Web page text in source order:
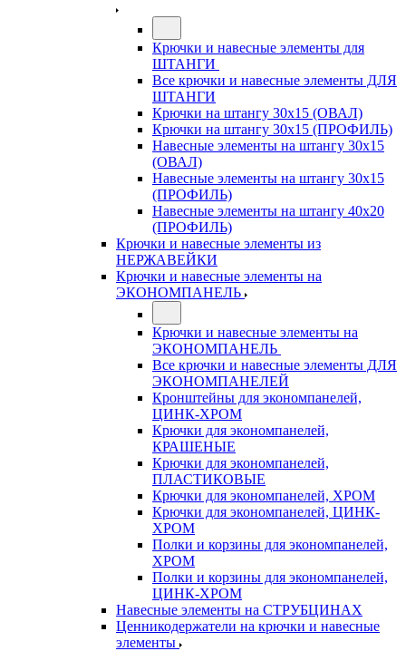
Крючки и навесные элементы для
ШТАНГИ
Все крючки и навесные элементы ДЛЯ
ШТАНГИ
Крючки на штангу 30х15 (ОВАЛ)
Крючки на штангу 30х15 (ПРОФИЛЬ)
Навесные элементы на штангу 30х15
(ОВАЛ)
Навесные элементы на штангу 30х15
(ПРОФИЛЬ)
Навесные элементы на штангу 40х20
(ПРОФИЛЬ)
Крючки и навесные элементы из
НЕРЖАВЕЙКИ
Крючки и навесные элементы на
ЭКОНОМПАНЕЛЬ
Крючки и навесные элементы на
ЭКОНОМПАНЕЛЬ
Все крючки и навесные элементы ДЛЯ
ЭКОНОМПАНЕЛЕЙ
Кронштейны для экономпанелей,
ЦИНК-ХРОМ
Крючки для экономпанелей,
КРАШЕНЫЕ
Крючки для экономпанелей,
ПЛАСТИКОВЫЕ
Крючки для экономпанелей, ХРОМ
Крючки для экономпанелей, ЦИНК-
ХРОМ
Полки и корзины для экономпанелей,
ХРОМ
Полки и корзины для экономпанелей,
ЦИНК-ХРОМ
Навесные элементы на СТРУБЦИНАХ
Ценникодержатели на крючки и навесные
элементы